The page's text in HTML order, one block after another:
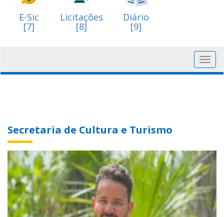
E-Sic
[7]
Licitações
[8]
Diário
[9]
Secretaria de Cultura e Turismo